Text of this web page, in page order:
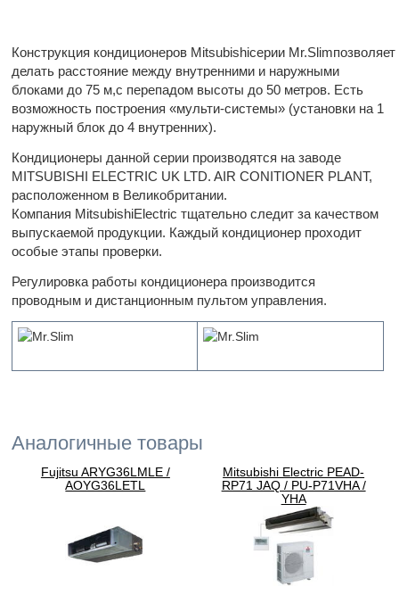
Конструкция кондиционеров Mitsubishiсерии Mr.Slimпозволяет
делать расстояние между внутренними и наружными
блоками до 75 м,с перепадом высоты до 50 метров. Есть
возможность построения «мульти-системы» (установки на 1
наружный блок до 4 внутренних).
Кондиционеры данной серии производятся на заводе
MITSUBISHI ELECTRIC UK LTD. AIR CONITIONER PLANT,
расположенном в Великобритании.
Компания MitsubishiElectric тщательно следит за качеством
выпускаемой продукции. Каждый кондиционер проходит
особые этапы проверки.
Регулировка работы кондиционера производится
проводным и дистанционным пультом управления.
Аналогичные товары
Fujitsu ARYG36LMLE /
AOYG36LETL
Mitsubishi Electric PEAD-
RP71 JAQ / PU-P71VHA /
YHA